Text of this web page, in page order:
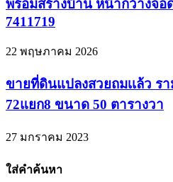
พร้อมสร้างบ้าน หน้ากว้างจอ
7411719
22 พฤษภาคม 2026
ขายที่ดินแปลงสวยถมเเล้ว ร
72แยก8 ขนาด 50 ตารางวา
27 มกราคม 2023
ใส่คำค้นหา